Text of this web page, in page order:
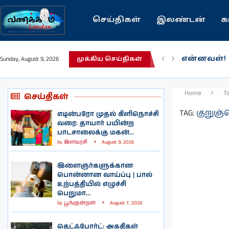
செய்திகள் இலண்டன்
Sunday, August 9, 2026 முக்கிய செய்திகள்
என்னவள்!
செய்திகள்
எடின்பரோ முதல் கிளிநொச்சி
வரை: தாயார் பயின்ற
பாடசாலைக்கு மகன்...
by இளவரசி August 9, 2026
இளைஞர்களுக்கான
பொன்னான வாய்ப்பு | பால்
உற்பத்தியில் எழுச்சி
பெறுமா...
by பூங்குன்றன் August 7, 2026
தெட்ஃபோர்ட்: அகதிகள்
Home
TAG: